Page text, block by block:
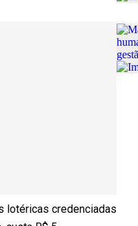
lotéricas credenciadas